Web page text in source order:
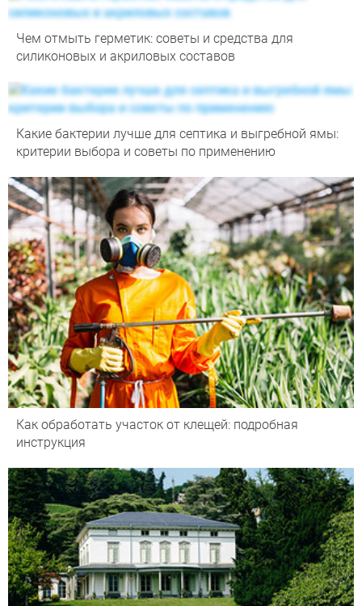
Чем отмыть герметик: советы и средства для
силиконовых и акриловых составов
Какие бактерии лучше для септика и выгребной ямы:
критерии выбора и советы по применению
Как обработать участок от клещей: подробная
инструкция